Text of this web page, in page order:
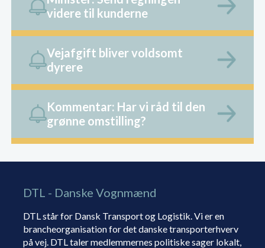
videre til kunderne
Vejafgift bliver voldsomt
dyrere
Kommentar: Har vi råd til den
grønne omstilling?
DTL - Danske Vognmænd
DTL står for Dansk Transport og Logistik. Vi er en
brancheorganisation for det danske transporterhverv
på vej. DTL taler medlemmernes politiske sager lokalt,